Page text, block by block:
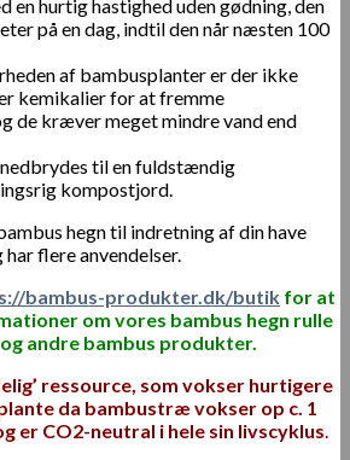
en hurtig hastighed uden gødning, den
på en dag, indtil den når næsten 100
af ​​bambusplanter er der ikke
kemikalier for at fremme
de kræver meget mindre vand end
til en fuldstændig
kompostjord.
hegn til indretning af din have
flere anvendelser.
bambus-produkter.dk/butik for at
om vores bambus hegn rulle
andre bambus produkter.
ressource, som vokser hurtigere
da bambustræ vokser op c. 1
er CO2-neutral i hele sin livscyklus.